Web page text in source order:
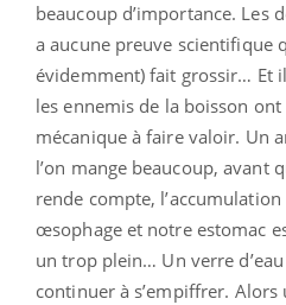
beaucoup d’importance. Les
a aucune preuve scientifique
évidemment) fait grossir… Et
les ennemis de la boisson
mécanique à faire valoir. Un
l’on mange beaucoup, avant
rende compte,
œsophage et notre estomac
un trop plein… Un verre
continuer à s’empiffrer.